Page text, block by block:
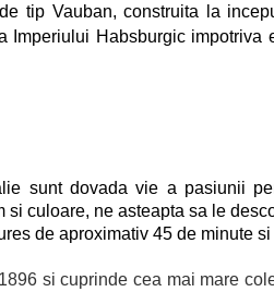
tip Vauban, construita la
Habsburgic
sunt dovada vie a pasiunii
culoare, ne asteapta sa le
de aproximativ 45 de minute
si cuprinde cea mai mare